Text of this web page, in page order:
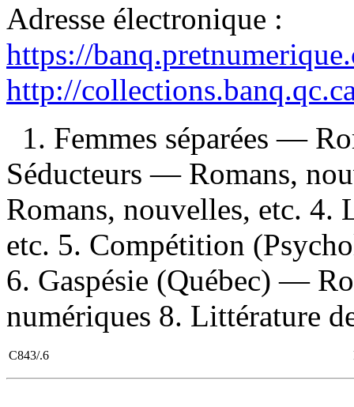
Adresse électronique :
https://
http://
1. Femmes séparées —
Séducteurs — Romans,
Romans, nouvelles, etc.
etc. 5. Compétition
6. Gaspésie (Québec) —
numériques 8. Littérature
C843/.6